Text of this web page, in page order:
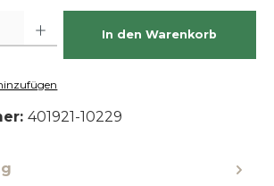
In den Warenkorb
401921-10229